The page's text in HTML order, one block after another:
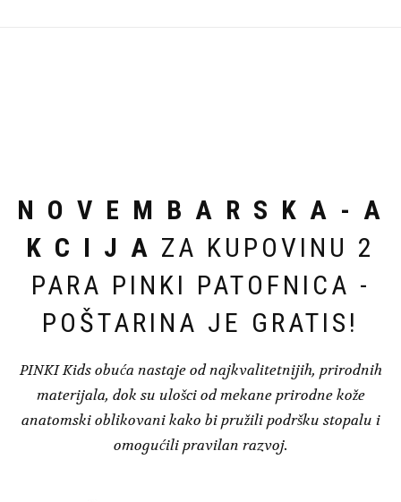
N O V E M B A R S K A - A
K C I J A ZA KUPOVINU 2
PARA PINKI PATOFNICA -
POŠTARINA JE GRATIS!
PINKI Kids obuća nastaje od najkvalitetnijih, prirodnih
materijala, dok su ulošci od mekane prirodne kože
anatomski oblikovani kako bi pružili podršku stopalu i
omogućili pravilan razvoj.